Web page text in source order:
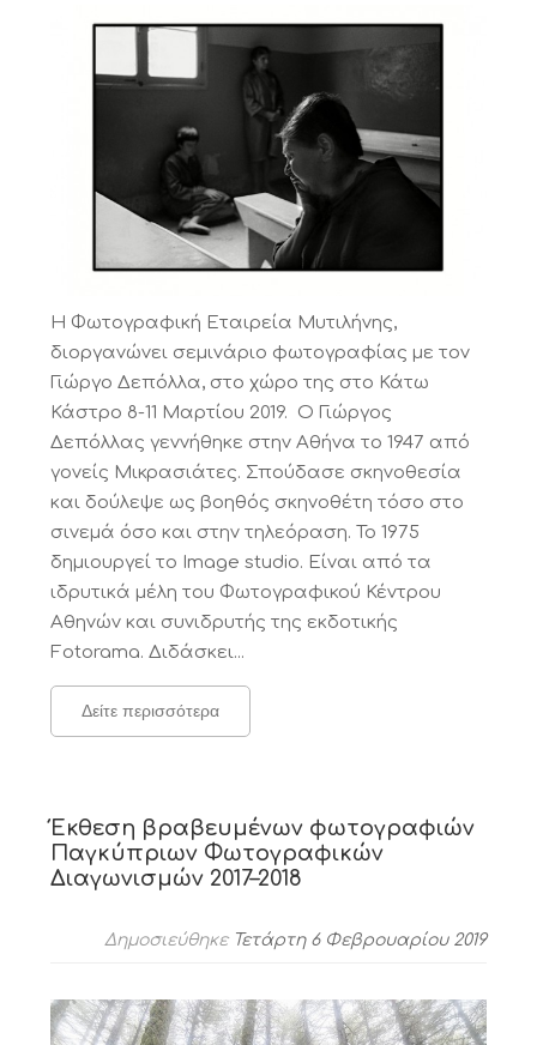
Η Φωτογραφική Εταιρεία Μυτιλήνης,
διοργανώνει σεμινάριο φωτογραφίας με τον
Γιώργο Δεπόλλα, στο χώρο της στο Κάτω
Κάστρο 8-11 Μαρτίου 2019. Ο Γιώργος
Δεπόλλας γεννήθηκε στην Αθήνα το 1947 από
γονείς Μικρασιάτες. Σπούδασε σκηνοθεσία
και δούλεψε ως βοηθός σκηνοθέτη τόσο στο
σινεμά όσο και στην τηλεόραση. Το 1975
δημιουργεί το Image studio. Είναι από τα
ιδρυτικά μέλη του Φωτογραφικού Κέντρου
Αθηνών και συνιδρυτής της εκδοτικής
Fotorama. Διδάσκει...
Δείτε περισσότερα
Έκθεση βραβευμένων φωτογραφιών
Παγκύπριων Φωτογραφικών
Διαγωνισμών 2017–2018
Δημοσιεύθηκε Τετάρτη 6 Φεβρουαρίου 2019